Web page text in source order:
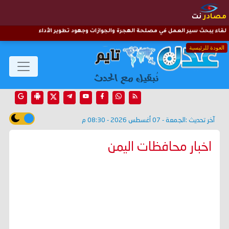
مصادرنت
العودة للرئيسية
لقاء يبحث سير العمل في مصلحة الهجرة والجوازات وجهود تطوير الأداء